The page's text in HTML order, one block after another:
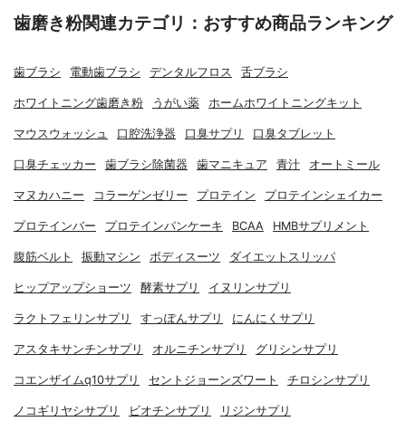
歯磨き粉関連カテゴリ：おすすめ商品ランキング
歯ブラシ 電動歯ブラシ デンタルフロス 舌ブラシ
ホワイトニング歯磨き粉 うがい薬 ホームホワイトニングキット
マウスウォッシュ 口腔洗浄器 口臭サプリ 口臭タブレット
口臭チェッカー 歯ブラシ除菌器 歯マニキュア 青汁 オートミール
マヌカハニー コラーゲンゼリー プロテイン プロテインシェイカー
プロテインバー プロテインパンケーキ BCAA HMBサプリメント
腹筋ベルト 振動マシン ボディスーツ ダイエットスリッパ
ヒップアップショーツ 酵素サプリ イヌリンサプリ
ラクトフェリンサプリ すっぽんサプリ にんにくサプリ
アスタキサンチンサプリ オルニチンサプリ グリシンサプリ
コエンザイムq10サプリ セントジョーンズワート チロシンサプリ
ノコギリヤシサプリ ビオチンサプリ リジンサプリ